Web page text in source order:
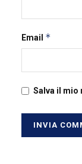
Email *
Salva il mio